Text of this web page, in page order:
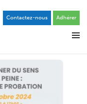
Contactez-nous Adhérer